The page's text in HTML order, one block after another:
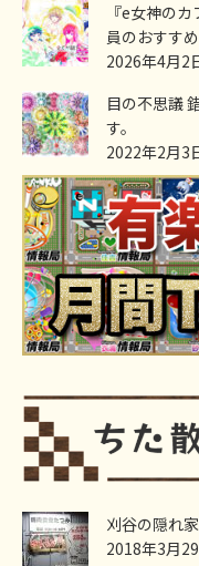
『e女神の
員のおすす
2026年4月2
目の不思議
す。
2022年2月3
刈谷の隠れ
2018年3月